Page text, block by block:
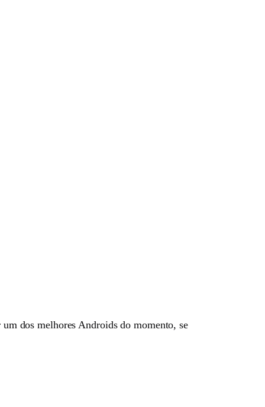
dos melhores Androids do momento, se